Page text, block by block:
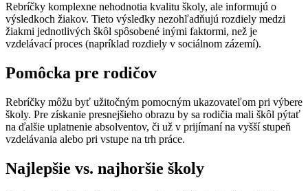
Rebríčky komplexne nehodnotia kvalitu školy, ale informujú o
výsledkoch žiakov. Tieto výsledky nezohľadňujú rozdiely medzi
žiakmi jednotlivých škôl spôsobené inými faktormi, než je
vzdelávací proces (napríklad rozdiely v sociálnom zázemí).
Pomôcka pre rodičov
Rebríčky môžu byť užitočným pomocným ukazovateľom pri výbere
školy. Pre získanie presnejšieho obrazu by sa rodičia mali škôl pýtať
na ďalšie uplatnenie absolventov, či už v prijímaní na vyšší stupeň
vzdelávania alebo pri vstupe na trh práce.
Najlepšie vs. najhoršie školy